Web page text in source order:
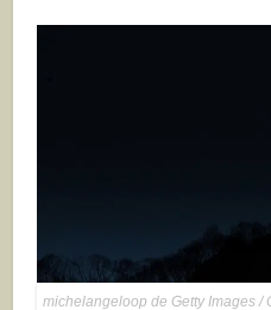
michelangeloop de Getty Images /